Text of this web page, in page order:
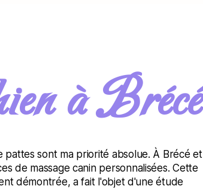
à Brécé
sont ma priorité absolue. À Brécé et
de massage canin personnalisées. Cette
démontrée, a fait l'objet d'une étude